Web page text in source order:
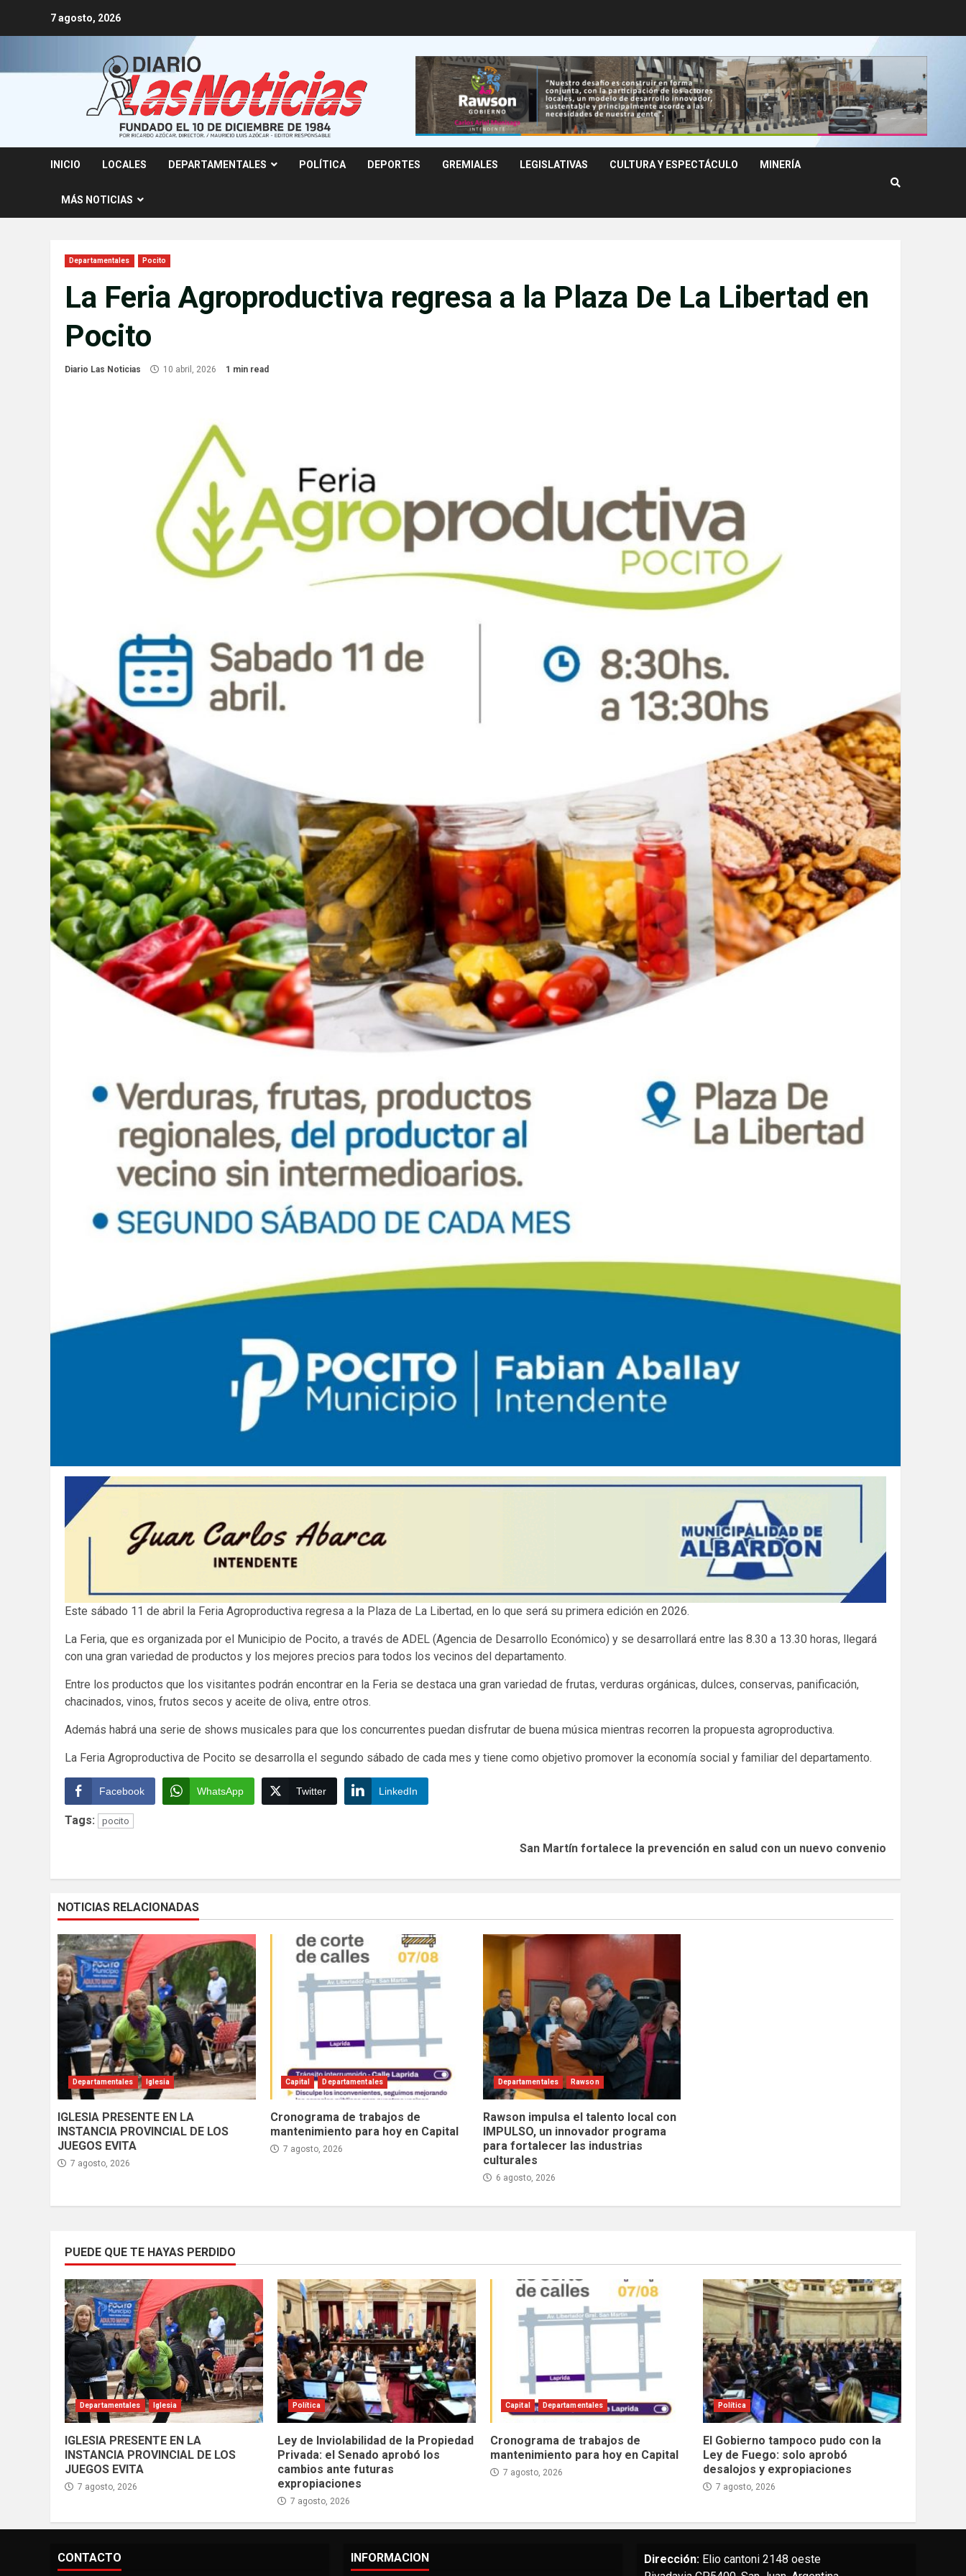
7 agosto, 2026
INICIO LOCALES DEPARTAMENTALES POLÍTICA DEPORTES GREMIALES LEGISLATIVAS CULTURA Y ESPECTÁCULO MINERÍA
MÁS NOTICIAS
Departamentales Pocito
La Feria Agroproductiva regresa a la Plaza De La Libertad en
Pocito
Diario Las Noticias 10 abril, 2026 1 min read
Este sábado 11 de abril la Feria Agroproductiva regresa a la Plaza de La Libertad, en lo que será su primera edición en 2026.
La Feria, que es organizada por el Municipio de Pocito, a través de ADEL (Agencia de Desarrollo Económico) y se desarrollará entre las 8.30 a 13.30 horas, llegará
con una gran variedad de productos y los mejores precios para todos los vecinos del departamento.
Entre los productos que los visitantes podrán encontrar en la Feria se destaca una gran variedad de frutas, verduras orgánicas, dulces, conservas, panificación,
chacinados, vinos, frutos secos y aceite de oliva, entre otros.
Además habrá una serie de shows musicales para que los concurrentes puedan disfrutar de buena música mientras recorren la propuesta agroproductiva.
La Feria Agroproductiva de Pocito se desarrolla el segundo sábado de cada mes y tiene como objetivo promover la economía social y familiar del departamento.
Facebook WhatsApp Twitter LinkedIn
Tags: pocito
San Martín fortalece la prevención en salud con un nuevo convenio
NOTICIAS RELACIONADAS
Departamentales Iglesia
IGLESIA PRESENTE EN LA
INSTANCIA PROVINCIAL DE LOS
JUEGOS EVITA
7 agosto, 2026
Capital Departamentales
Cronograma de trabajos de
mantenimiento para hoy en Capital
7 agosto, 2026
Departamentales Rawson
Rawson impulsa el talento local con
IMPULSO, un innovador programa
para fortalecer las industrias
culturales
6 agosto, 2026
PUEDE QUE TE HAYAS PERDIDO
Departamentales Iglesia
IGLESIA PRESENTE EN LA
INSTANCIA PROVINCIAL DE LOS
JUEGOS EVITA
7 agosto, 2026
Política
Ley de Inviolabilidad de la Propiedad
Privada: el Senado aprobó los
cambios ante futuras
expropiaciones
7 agosto, 2026
Capital Departamentales
Cronograma de trabajos de
mantenimiento para hoy en Capital
7 agosto, 2026
Política
El Gobierno tampoco pudo con la
Ley de Fuego: solo aprobó
desalojos y expropiaciones
7 agosto, 2026
CONTACTO INFORMACION Dirección:Elio cantoni 2148 oeste